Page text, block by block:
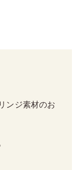
ンジ素材のお